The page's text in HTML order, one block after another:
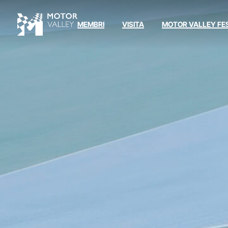
MEMBRI VISITA MOTOR VALLEY